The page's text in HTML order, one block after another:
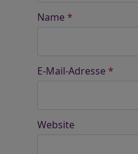
Name *
E-Mail-Adresse *
Website